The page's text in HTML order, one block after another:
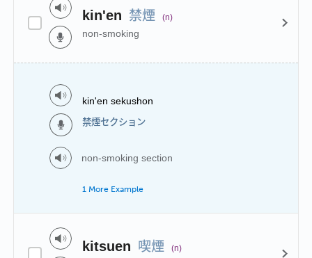
kin'en 禁煙 (n)
non-smoking
kin'en sekushon
禁煙セクション
non-smoking section
1 More Example
kitsuen 喫煙 (n)